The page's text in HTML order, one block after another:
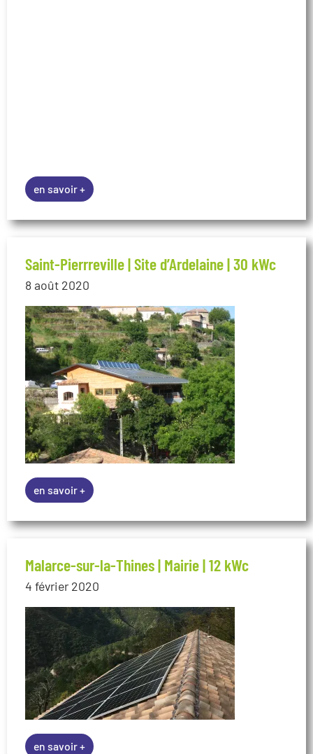
en savoir +
Malarce-sur-la-Thines | Mairie | 12 kWc
4 février 2020
en savoir +
Saint-Privat | Magasin Boiron | 35 kWc
13 novembre 2019